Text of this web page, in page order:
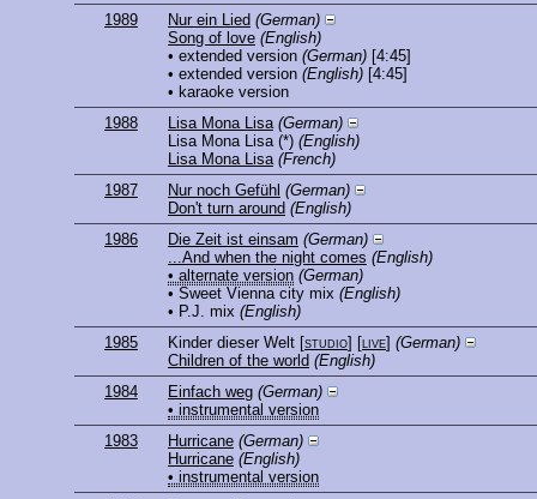
1989
Nur ein Lied (German)
Song of love (English)
• extended version (German) [4:45]
• extended version (English) [4:45]
• karaoke version
1988
Lisa Mona Lisa (German)
Lisa Mona Lisa(*) (English)
Lisa Mona Lisa (French)
1987
Nur noch Gefühl (German)
Don't turn around (English)
1986
Die Zeit ist einsam (German)
...And when the night comes (English)
• alternate version (German)
• Sweet Vienna city mix (English)
• P.J. mix (English)
1985
Kinder dieser Welt [studio] [live] (German)
Children of the world (English)
1984
Einfach weg (German)
• instrumental version
1983
Hurricane (German)
Hurricane (English)
• instrumental version